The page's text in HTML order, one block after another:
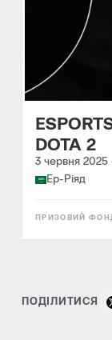
DOTA 2
3 червня 2025
Ер-Ріяд
ПОДІЛИТИСЯ